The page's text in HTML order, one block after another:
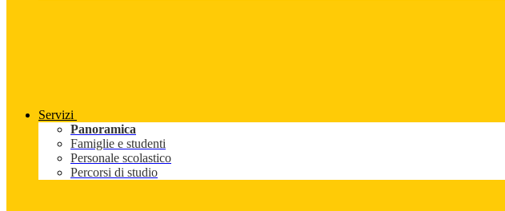
Servizi
Panoramica
Famiglie e studenti
Personale scolastico
Percorsi di studio